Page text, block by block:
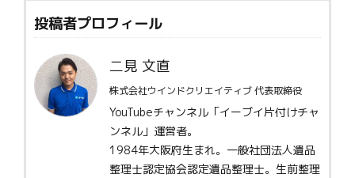
投稿者プロフィール
二見 文直
株式会社ウインドクリエイティブ 代表取締役
YouTubeチャンネル「イーブイ片付けチャ
ンネル」運営者。
1984年大阪府生まれ。一般社団法人遺品
整理士認定協会認定遺品整理士。生前整理